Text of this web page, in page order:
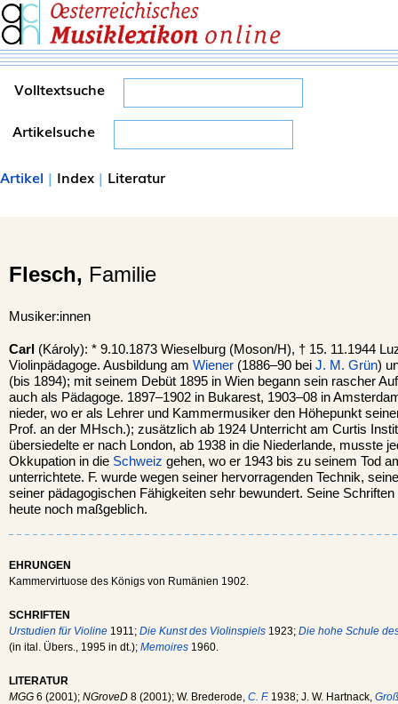
Volltextsuche
Artikelsuche
Artikel | Index | Literatur
Flesch, Familie
Musiker:innen
Carl (Károly): * 9.10.1873 Wieselburg (Moson/H), † 15. 11.1944
Violinpädagoge. Ausbildung am Wiener (1886–90 bei J. M. Grün)
(bis 1894); mit seinem Debüt 1895 in Wien begann sein rascher
auch als Pädagoge. 1897–1902 in Bukarest, 1903–08 in
nieder, wo er als Lehrer und Kammermusiker den Höhepunkt
Prof. an der MHsch.); zusätzlich ab 1924 Unterricht am Curtis
übersiedelte er nach London, ab 1938 in die Niederlande, musste
Okkupation in die Schweiz gehen, wo er 1943 bis zu seinem Tod
unterrichtete. F. wurde wegen seiner hervorragenden Technik,
seiner pädagogischen Fähigkeiten sehr bewundert. Seine
heute noch maßgeblich.
EHRUNGEN
Kammervirtuose des Königs von Rumänien 1902.
SCHRIFTEN
Urstudien für Violine 1911; Die Kunst des Violinspiels 1923; Die hohe Schule
(in ital. Übers., 1995 in dt.); Memoires 1960.
LITERATUR
MGG 6 (2001); NGroveD 8 (2001); W. Brederode, C. F. 1938; J. W. Hartnack,